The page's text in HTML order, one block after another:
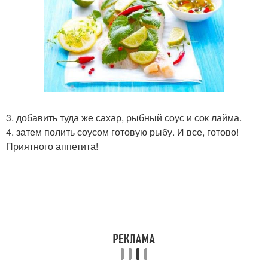
3. добавить туда же сахар, рыбный соус и сок лайма.
4. затем полить соусом готовую рыбу. И все, готово!
Приятного аппетита!